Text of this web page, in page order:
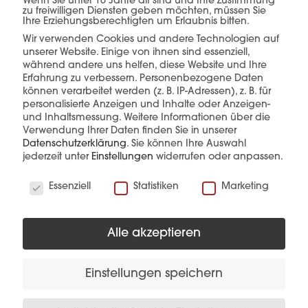
mehr erfahren
Diese Produkte könnten Sie auch
interessieren
zu freiwilligen Diensten geben möchten, müssen Sie
Ihre Erziehungsberechtigten um Erlaubnis bitten.
Wir verwenden Cookies und andere Technologien auf
unserer Website. Einige von ihnen sind essenziell,
während andere uns helfen, diese Website und Ihre
Erfahrung zu verbessern. Personenbezogene Daten
können verarbeitet werden (z. B. IP-Adressen), z. B. für
personalisierte Anzeigen und Inhalte oder Anzeigen-
und Inhaltsmessung. Weitere Informationen über die
Verwendung Ihrer Daten finden Sie in unserer
Datenschutzerklärung. Sie können Ihre Auswahl
jederzeit unter Einstellungen widerrufen oder anpassen.
Essenziell
Statistiken Marketing
Alle akzeptieren
Einstellungen speichern